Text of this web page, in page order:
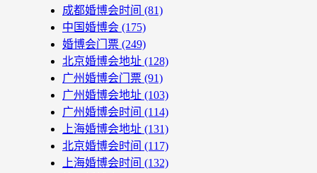
成都婚博会时间 (81)
中国婚博会 (175)
婚博会门票 (249)
北京婚博会地址 (128)
广州婚博会门票 (91)
广州婚博会地址 (103)
广州婚博会时间 (114)
上海婚博会地址 (131)
北京婚博会时间 (117)
上海婚博会时间 (132)